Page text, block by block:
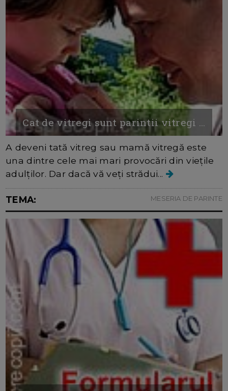
Cat de vitregi sunt parintii vitregi ...
A deveni tată vitreg sau mamă vitregă este
una dintre cele mai mari provocări din vieţile
adulţilor. Dar dacă vă veţi strădui...
TEMA: MESERIA DE PARINTE